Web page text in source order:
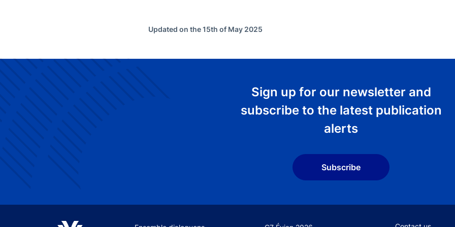
Updated on the 15th of May 2025
Sign up for our newsletter and
subscribe to the latest publication
alerts
Subscribe